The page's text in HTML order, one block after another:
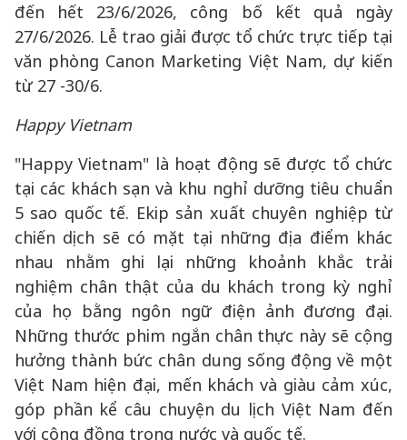
đến hết 23/6/2026, công bố kết quả ngày
27/6/2026. Lễ trao giải được tổ chức trực tiếp tại
văn phòng Canon Marketing Việt Nam, dự kiến
từ 27 -30/6.
Happy Vietnam
"Happy Vietnam" là hoạt động sẽ được tổ chức
tại các khách sạn và khu nghỉ dưỡng tiêu chuẩn
5 sao quốc tế. Ekip sản xuất chuyên nghiệp từ
chiến dịch sẽ có mặt tại những địa điểm khác
nhau nhằm ghi lại những khoảnh khắc trải
nghiệm chân thật của du khách trong kỳ nghỉ
của họ bằng ngôn ngữ điện ảnh đương đại.
Những thước phim ngắn chân thực này sẽ cộng
hưởng thành bức chân dung sống động về một
Việt Nam hiện đại, mến khách và giàu cảm xúc,
góp phần kể câu chuyện du lịch Việt Nam đến
với cộng đồng trong nước và quốc tế.